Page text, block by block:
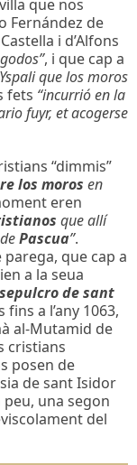
que nos
Fernández de
i d’Alfons
, i que cap a
que los moros
fets “incurrió en la
fuyr, et acogerse
“dimmis”
los moros en
eren
que allí
Pascua”.
que cap a
a la seua
de sant
a l’any 1063,
al-Mutamid de
cristians
posen de
de sant Isidor
una segon
del